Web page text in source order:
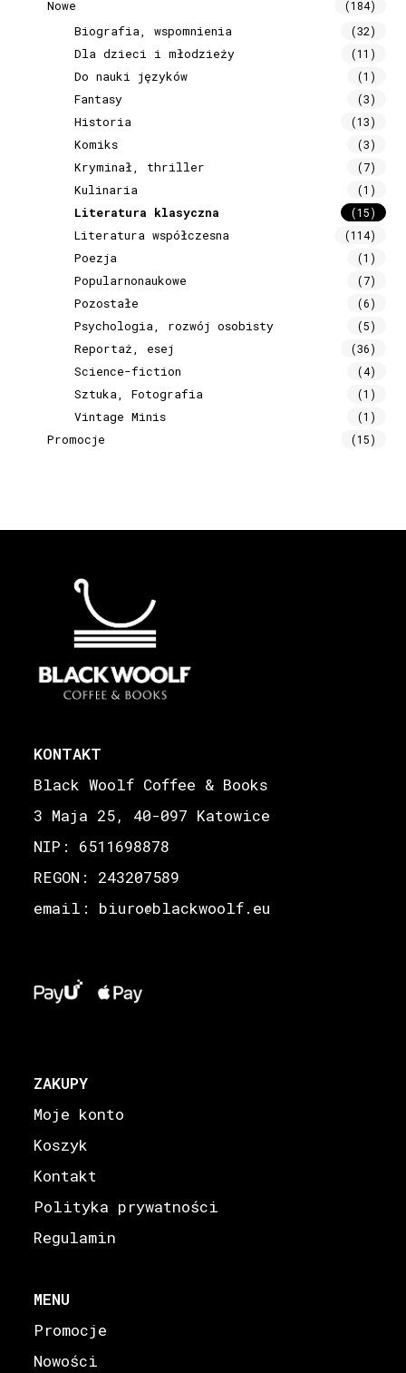
Nowe (184)
Biografia, wspomnienia (32)
Dla dzieci i młodzieży (11)
Do nauki języków (1)
Fantasy (3)
Historia (13)
Komiks (3)
Kryminał, thriller (7)
Kulinaria (1)
Literatura klasyczna (15)
Literatura współczesna (114)
Poezja (1)
Popularnonaukowe (7)
Pozostałe (6)
Psychologia, rozwój osobisty (5)
Reportaż, esej (36)
Science-fiction (4)
Sztuka, Fotografia (1)
Vintage Minis (1)
Promocje (15)
KONTAKT
Black Woolf Coffee & Books
3 Maja 25, 40-097 Katowice
NIP: 6511698878
REGON: 243207589
email: biuro@blackwoolf.eu
ZAKUPY
Moje konto
Koszyk
Kontakt
Polityka prywatności
Regulamin
MENU
Promocje
Nowości